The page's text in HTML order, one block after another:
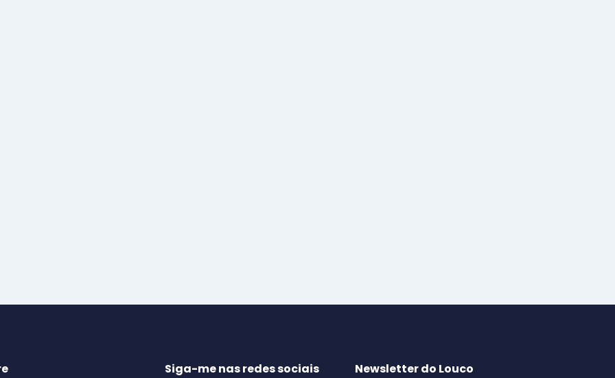
Siga-me nas redes sociais
Newsletter do Louco